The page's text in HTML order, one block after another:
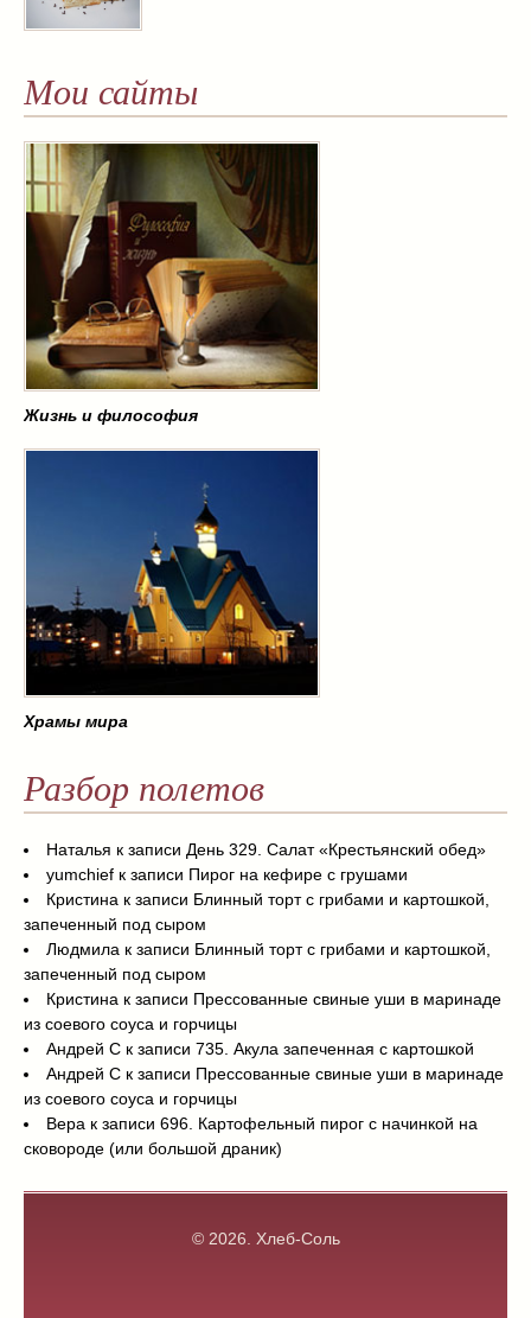
Мои сайты
Жизнь и философия
Храмы мира
Разбор полетов
Наталья к записи День 329. Салат «Крестьянский обед»
yumchief к записи Пирог на кефире с грушами
Кристина к записи Блинный торт с грибами и картошкой,
запеченный под сыром
Людмила к записи Блинный торт с грибами и картошкой,
запеченный под сыром
Кристина к записи Прессованные свиные уши в маринаде
из соевого соуса и горчицы
Андрей С к записи 735. Акула запеченная с картошкой
Андрей С к записи Прессованные свиные уши в маринаде
из соевого соуса и горчицы
Вера к записи 696. Картофельный пирог с начинкой на
сковороде (или большой драник)
© 2026. Хлеб-Соль